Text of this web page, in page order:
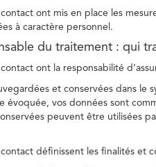
ont mis en place les
à caractère personnel.
du traitement : qui
ont la responsabilité
et conservées dans
évoquée, vos données sont
peuvent être utilisées
définissent les finalités et